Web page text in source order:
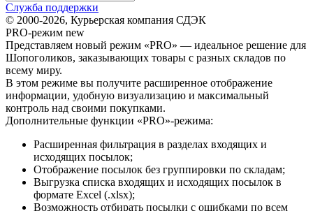
Служба поддержки
© 2000-2026, Курьерская компания СДЭК
PRO-режим new
Представляем новый режим «PRO» — идеальное решение для
Шопоголиков, заказывающих товары с разных складов по
всему миру.
В этом режиме вы получите расширенное отображение
информации, удобную визуализацию и максимальный
контроль над своими покупками.
Дополнительные функции «PRO»-режима:
Расширенная фильтрация в разделах входящих и
исходящих посылок;
Отображение посылок без группировки по складам;
Выгрузка списка входящих и исходящих посылок в
формате Excel (.xlsx);
Возможность отбирать посылки с ошибками по всем